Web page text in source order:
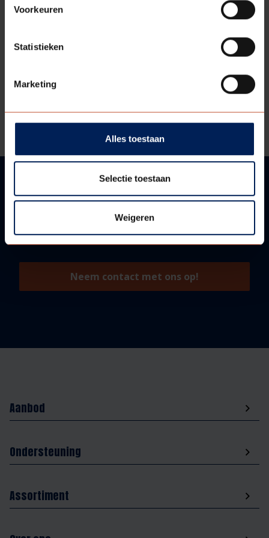
Voorkeuren
Statistieken
Marketing
Alles toestaan
Selectie toestaan
Weigeren
DOWNLOADS
Bestektekst
Technische informatie
WIJ HELPEN U GRAAG!
Neem contact met ons op!
Aanbod
Ondersteuning
Assortiment